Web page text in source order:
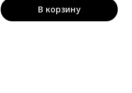
В корзину